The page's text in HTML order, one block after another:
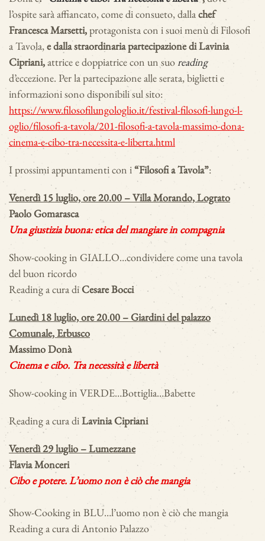
l’ospite sarà affiancato, come di consueto, dallachef
Francesca Marsetti,protagonista con i suoi menù di Filosofi
a Tavola,e dalla straordinaria partecipazione di Lavinia
Cipriani,attrice e doppiatrice con un suoreading
d’eccezione. Per la partecipazione alle serata, biglietti e
informazioni sono disponibili sul sito:
https://www.filosofilungologlio.it/festival-filosofi-lungo-l-
oglio/filosofi-a-tavola/201-filosofi-a-tavola-massimo-dona-
cinema-e-cibo-tra-necessita-e-liberta.html
I prossimi appuntamenti con i“Filosofi a Tavola”:
Venerdì 15 luglio, ore 20.00 – Villa Morando, Lograto
Paolo Gomarasca
Una giustizia buona: etica del mangiare in compagnia
Show-cooking in GIALLO…condividere come una tavola
del buon ricordo
Reading a cura diCesare Bocci
Lunedì 18 luglio, ore 20.00 – Giardini del palazzo
Comunale, Erbusco
Massimo Donà
Cinema e cibo. Tra necessità e libertà
Show-cooking in VERDE…Bottiglia…Babette
Reading a cura diLavinia Cipriani
Venerdì 29 luglio – Lumezzane
Flavia Monceri
Cibo e potere. L’uomo non è ciò che mangia
Show-Cooking in BLU…l’uomo non è ciò che mangia
Reading a cura di Antonio Palazzo